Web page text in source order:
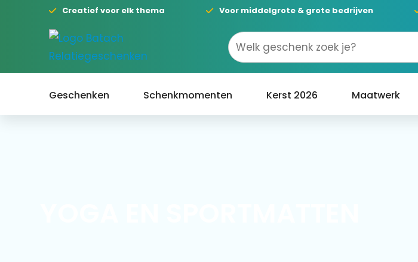
Creatief voor elk thema Voor middelgrote & grote bedrijven
Geschenken Schenkmomenten Kerst 2026 Maatwerk